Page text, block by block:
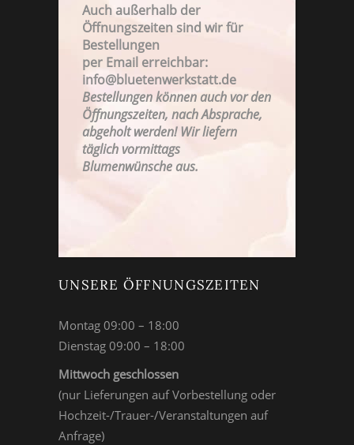
FAMILIENBETRIEB SEIT 1923
UNSERE ÖFFNUNGSZEITEN
Montag 09:00 – 18:00
Dienstag 09:00 – 18:00
Mittwoch geschlossen
(nur Lieferungen auf Vorbestellung oder
Hochzeit-/Trauer-/Veranstaltungen auf
Anfrage)
Auch außerhalb der
Öffnungszeiten sind wir für
Bestellungen
per Email erreichbar:
info@bluetenwerkstatt.de
Bestellungen können auch vor den
Öffnungszeiten, nach Absprache,
abgeholt werden! Wir liefern
täglich vormittags
Blumenwünsche aus.